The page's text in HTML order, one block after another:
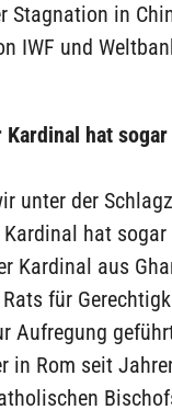
Stagnation in
IWF und
hat sogar
unter der
hat sogar
Kardinal aus
für
Aufregung
in Rom seit